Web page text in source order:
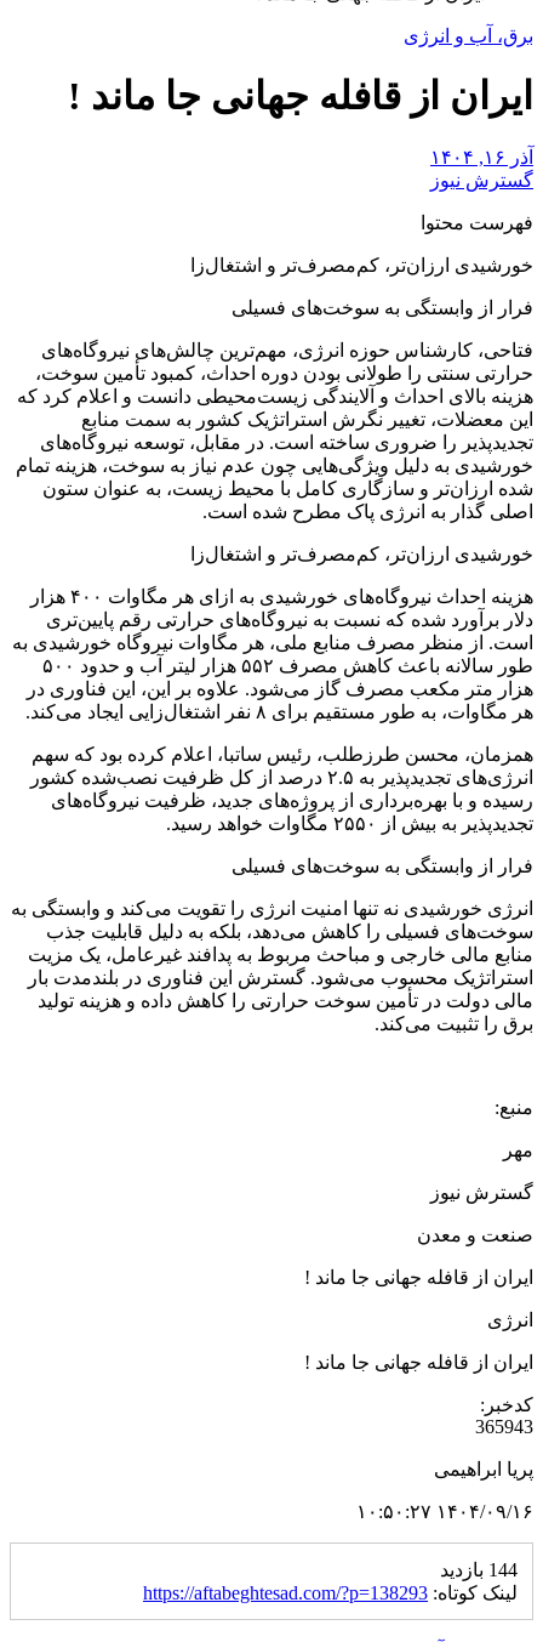
برق، آب و انرژی
ایران از قافله جهانی جا ماند !
آذر ۱۶, ۱۴۰۴
گسترش نیوز
فهرست محتوا
خورشیدی ارزان‌تر، کم‌مصرف‌تر و اشتغال‌زا
فرار از وابستگی به سوخت‌های فسیلی
فتاحی، کارشناس حوزه انرژی، مهم‌ترین چالش‌های نیروگاه‌های
حرارتی سنتی را طولانی بودن دوره احداث، کمبود تأمین سوخت،
هزینه بالای احداث و آلایندگی زیست‌محیطی دانست و اعلام کرد که
این معضلات، تغییر نگرش استراتژیک کشور به سمت منابع
تجدیدپذیر را ضروری ساخته است. در مقابل، توسعه نیروگاه‌های
خورشیدی به دلیل ویژگی‌هایی چون عدم نیاز به سوخت، هزینه تمام
شده ارزان‌تر و سازگاری کامل با محیط زیست، به عنوان ستون
اصلی گذار به انرژی پاک مطرح شده است.
خورشیدی ارزان‌تر، کم‌مصرف‌تر و اشتغال‌زا
هزینه احداث نیروگاه‌های خورشیدی به ازای هر مگاوات ۴۰۰ هزار
دلار برآورد شده که نسبت به نیروگاه‌های حرارتی رقم پایین‌تری
است. از منظر مصرف منابع ملی، هر مگاوات نیروگاه خورشیدی به
طور سالانه باعث کاهش مصرف ۵۵۲ هزار لیتر آب و حدود ۵۰۰
هزار متر مکعب مصرف گاز می‌شود. علاوه بر این، این فناوری در
هر مگاوات، به طور مستقیم برای ۸ نفر اشتغال‌زایی ایجاد می‌کند.
همزمان، محسن طرزطلب، رئیس ساتبا، اعلام کرده بود که سهم
انرژی‌های تجدیدپذیر به ۲.۵ درصد از کل ظرفیت نصب‌شده کشور
رسیده و با بهره‌برداری از پروژه‌های جدید، ظرفیت نیروگاه‌های
تجدیدپذیر به بیش از ۲۵۵۰ مگاوات خواهد رسید.
فرار از وابستگی به سوخت‌های فسیلی
انرژی خورشیدی نه تنها امنیت انرژی را تقویت می‌کند و وابستگی به
سوخت‌های فسیلی را کاهش می‌دهد، بلکه به دلیل قابلیت جذب
منابع مالی خارجی و مباحث مربوط به پدافند غیرعامل، یک مزیت
استراتژیک محسوب می‌شود. گسترش این فناوری در بلندمدت بار
مالی دولت در تأمین سوخت حرارتی را کاهش داده و هزینه تولید
برق را تثبیت می‌کند.
منبع:
مهر
گسترش نیوز
صنعت و معدن
ایران از قافله جهانی جا ماند !
انرژی
ایران از قافله جهانی جا ماند !
کدخبر:
365943
پریا ابراهیمی
۱۴۰۴/۰۹/۱۶ ۱۰:۵۰:۲۷
144 بازدید
لینک کوتاه: https://aftabeghtesad.com/?p=138293